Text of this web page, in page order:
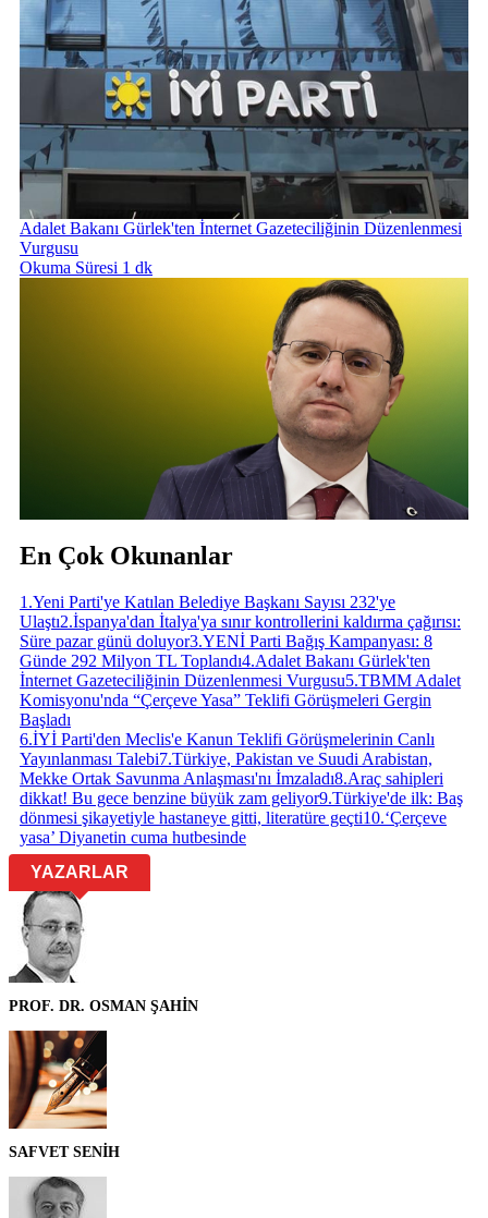
Adalet Bakanı Gürlek'ten İnternet Gazeteciliğinin Düzenlenmesi
Vurgusu
Okuma Süresi 1 dk
En Çok Okunanlar
1 .Yeni Parti'ye Katılan Belediye Başkanı Sayısı 232'ye
Ulaştı2.İspanya'dan İtalya'ya sınır kontrollerini kaldırma çağırısı:
Süre pazar günü doluyor3.YENİ Parti Bağış Kampanyası: 8
Günde 292 Milyon TL Toplandı4.Adalet Bakanı Gürlek'ten
İnternet Gazeteciliğinin Düzenlenmesi Vurgusu5.TBMM Adalet
Komisyonu'nda “Çerçeve Yasa” Teklifi Görüşmeleri Gergin
Başladı
6.İYİ Parti'den Meclis'e Kanun Teklifi Görüşmelerinin Canlı
Yayınlanması Talebi7.Türkiye, Pakistan ve Suudi Arabistan,
Mekke Ortak Savunma Anlaşması'nı İmzaladı8.Araç sahipleri
dikkat! Bu gece benzine büyük zam geliyor9.Türkiye'de ilk: Baş
dönmesi şikayetiyle hastaneye gitti, literatüre geçti10.‘Çerçeve
yasa’ Diyanetin cuma hutbesinde
YAZARLAR
PROF. DR. OSMAN ŞAHİN
SAFVET SENİH